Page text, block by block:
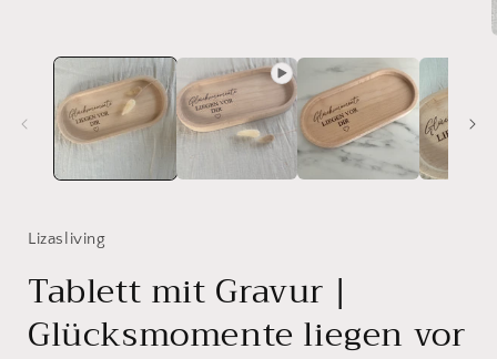
Lizasliving
Tablett mit Gravur |
Glücksmomente liegen vor